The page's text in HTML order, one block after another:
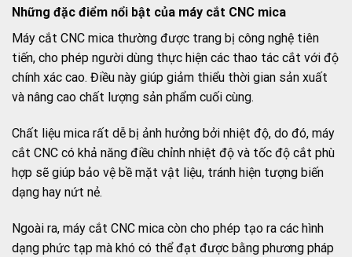
Những đặc điểm nổi bật của máy cắt CNC mica
Máy cắt CNC mica thường được trang bị công nghệ tiên
tiến, cho phép người dùng thực hiện các thao tác cắt với độ
chính xác cao. Điều này giúp giảm thiểu thời gian sản xuất
và nâng cao chất lượng sản phẩm cuối cùng.
Chất liệu mica rất dễ bị ảnh hưởng bởi nhiệt độ, do đó, máy
cắt CNC có khả năng điều chỉnh nhiệt độ và tốc độ cắt phù
hợp sẽ giúp bảo vệ bề mặt vật liệu, tránh hiện tượng biến
dạng hay nứt nẻ.
Ngoài ra, máy cắt CNC mica còn cho phép tạo ra các hình
dạng phức tạp mà khó có thể đạt được bằng phương pháp